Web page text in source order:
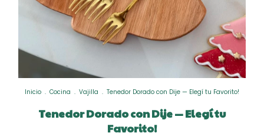
Inicio . Cocina . Vajilla . Tenedor Dorado con Dije — Elegí tu Favorito!
Tenedor Dorado con Dije — Elegí tu
Favorito!